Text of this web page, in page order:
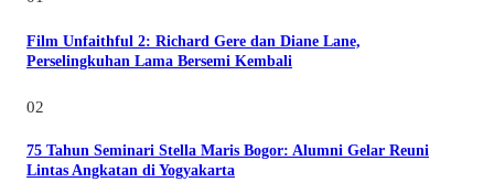
Film Unfaithful 2: Richard Gere dan Diane Lane,
Perselingkuhan Lama Bersemi Kembali
02
75 Tahun Seminari Stella Maris Bogor: Alumni Gelar Reuni
Lintas Angkatan di Yogyakarta